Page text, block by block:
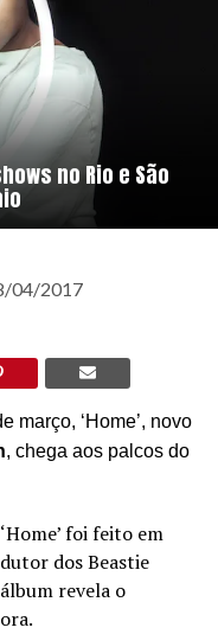
no Rio e São
04/2017
março, ‘Home’, novo
, chega aos palcos do
foi feito em
dos Beastie
revela o